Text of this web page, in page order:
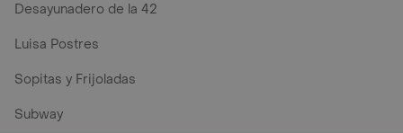
Desayunadero de la 42
Luisa Postres
Sopitas y Frijoladas
Subway